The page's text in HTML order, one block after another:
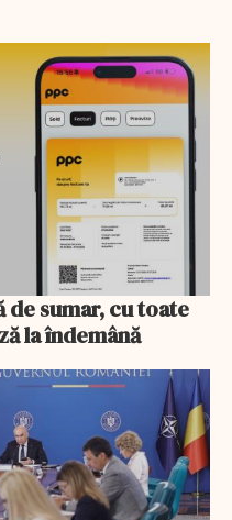
de sumar, cu toate
la îndemână